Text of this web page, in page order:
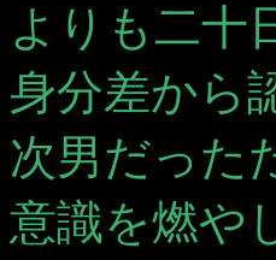
よりも二十
身分差から
次男だった
意識を燃や